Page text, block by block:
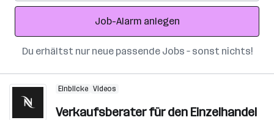
Adresse
Job-Alarm anlegen
Du erhältst nur neue passende Jobs – sonst nichts!
Einblicke Videos
Verkaufsberater für den Einzelhandel